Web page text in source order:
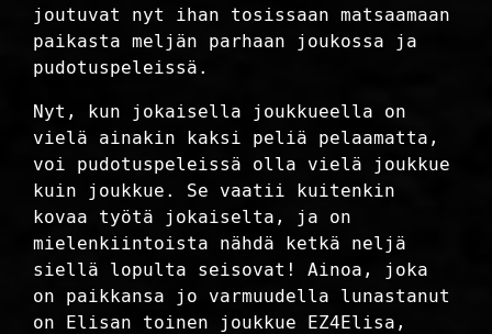
joutuvat nyt ihan tosissaan matsaamaan
paikasta meljän parhaan joukossa ja
pudotuspeleissä.
Nyt, kun jokaisella joukkueella on
vielä ainakin kaksi peliä pelaamatta,
voi pudotuspeleissä olla vielä joukkue
kuin joukkue. Se vaatii kuitenkin
kovaa työtä jokaiselta, ja on
mielenkiintoista nähdä ketkä neljä
siellä lopulta seisovat! Ainoa, joka
on paikkansa jo varmuudella lunastanut
on Elisan toinen joukkue EZ4Elisa,